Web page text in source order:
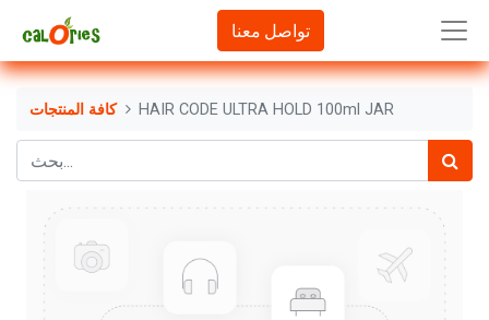
تواصل معنا
كافة المنتجات HAIR CODE ULTRA HOLD 100ml JAR